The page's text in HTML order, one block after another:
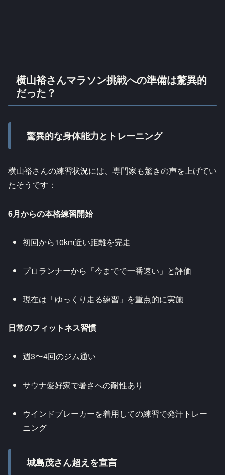
横山裕さんマラソン挑戦への準備は驚異的
だった？
驚異的な身体能力とトレーニング
横山裕さんの練習状況には、専門家も驚きの声を上げてい
たそうです：
6月からの本格練習開始
初回から10km近い距離を完走
プロランナーから「今までで一番速い」と評価
現在は「ゆっくり走る練習」を重点的に実施
日常のフィットネス習慣
週3〜4回のジム通い
サウナ愛好家で暑さへの耐性あり
ウインドブレーカーを着用しての練習で発汗トレー
ニング
城島茂さん超えを宣言